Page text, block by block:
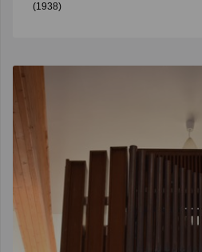
(1938)